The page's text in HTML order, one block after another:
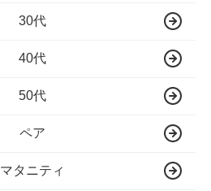
30代
40代
50代
ペア
マタニティ